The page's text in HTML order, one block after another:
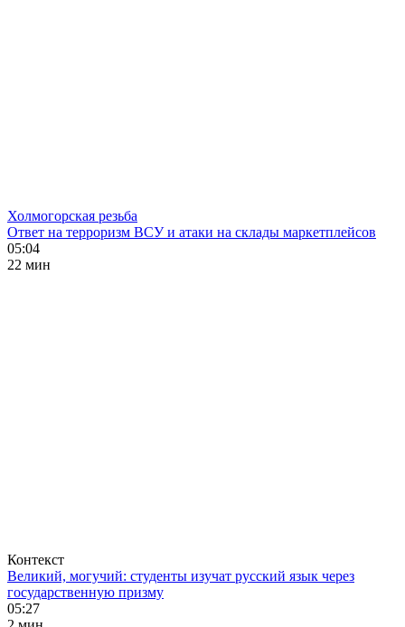
Холмогорская резьба
Ответ на терроризм ВСУ и атаки на склады маркетплейсов
05:04
22 мин
Контекст
Великий, могучий: студенты изучат русский язык через
государственную призму
05:27